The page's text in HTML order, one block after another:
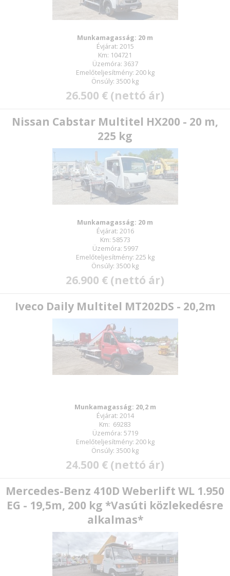
Munkamagasság: 20 m
Évjárat: 2015
Km: 104721
Üzemóra: 3637
Emelőteljesítmény: 200 kg
Önsúly: 3500 kg
26.500 € (nettó ár)
Nissan Cabstar Multitel HX200 - 20 m,
225 kg
Munkamagasság: 20 m
Évjárat: 2016
Km: 58573
Üzemóra: 5997
Emelőteljesítmény: 225 kg
Önsúly: 3500 kg
26.900 € (nettó ár)
Iveco Daily Multitel MT202DS - 20,2m
Munkamagasság: 20,2 m
Évjárat: 2014
Km: 69283
Üzemóra: 5719
Emelőteljesítmény: 200 kg
Önsúly: 3500 kg
24.500 € (nettó ár)
Mercedes-Benz 410D Weberlift WL 1.950
EG - 19,5m, 200 kg *Vasúti közlekedésre
alkalmas*